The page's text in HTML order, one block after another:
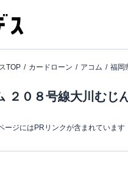
TOP カードローン アコム 福岡
２０８号線大川むじ
ージにはPRリンクが含まれています